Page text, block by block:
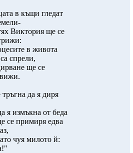
в къщи гледат
Виктория ще се
в живота
спрели,
ще се
да я диря
я измъкна от беда
се примиря едва
чуя милото й: